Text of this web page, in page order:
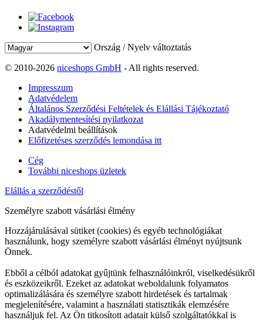
Ország / Nyelv változtatás
© 2010-2026 niceshops GmbH - All rights reserved.
Impresszum
Adatvédelem
Általános Szerződési Feltételek és Elállási Tájékoztató
Akadálymentesítési nyilatkozat
Adatvédelmi beállítások
Előfizetéses szerződés lemondása itt
Cég
További niceshops üzletek
Elállás a szerződéstől
Személyre szabott vásárlási élmény
Hozzájárulásával sütiket (cookies) és egyéb technológiákat
használunk, hogy személyre szabott vásárlási élményt nyújtsunk
Önnek.
Ebből a célból adatokat gyűjtünk felhasználóinkról, viselkedésükről
és eszközeikről. Ezeket az adatokat weboldalunk folyamatos
optimalizálására és személyre szabott hirdetések és tartalmak
megjelenítésére, valamint a használati statisztikák elemzésére
használjuk fel. Az Ön titkosított adatait külső szolgáltatókkal is